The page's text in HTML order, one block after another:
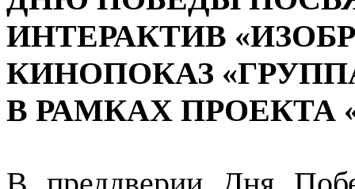
ИНТЕРАКТИВ
КИНОПОКАЗ
В РАМКАХ ПРОЕКТА